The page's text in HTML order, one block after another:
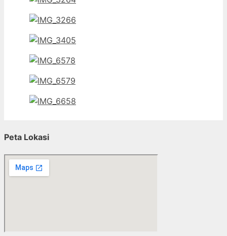
Peta Lokasi